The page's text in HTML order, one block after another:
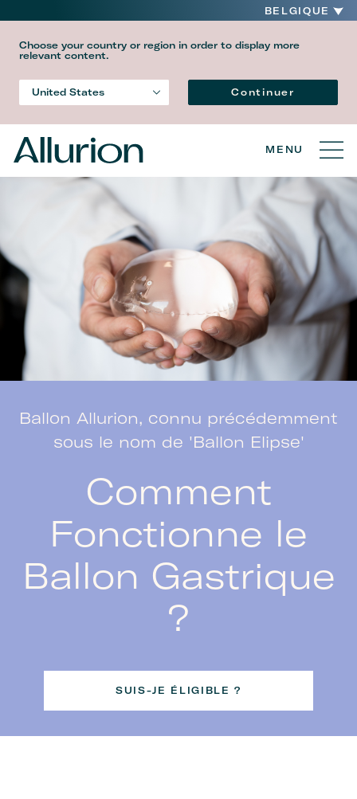
BELGIQUE
Choose your country or region in order to display more
relevant content.
United States LanguageContinuer
MENU
Ballon Allurion, connu précédemment
sous le nom de 'Ballon Elipse'
Comment
Fonctionne le
Ballon Gastrique
?
SUIS-JE ÉLIGIBLE ?